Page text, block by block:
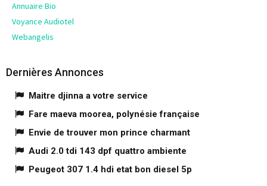
Annuaire Bio
Voyance Audiotel
Webangelis
Dernières Annonces
Maitre djinna a votre service
Fare maeva moorea, polynésie française
Envie de trouver mon prince charmant
Audi 2.0 tdi 143 dpf quattro ambiente
Peugeot 307 1.4 hdi etat bon diesel 5p